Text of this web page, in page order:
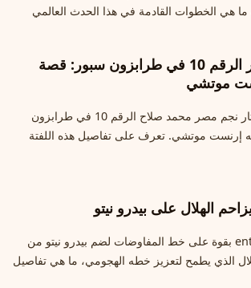
هي الخطوات القادمة في هذا الحدث العالمي
محمد صلاح يختار الرقم 10 في طرابزون سبور: قصة
موتشي
في خطوة فريدة، يختار نجم مصر محمد صلاح الرقم 10 في طرابزون
إرنست موتشي. تعرف على تفاصيل هذه اللفتة
الهلال على بيدرو نيتو
مانشستر سيتي يenter بقوة على خط المفاوضات لضم بيدرو نيتو من
الذي يطمح لتعزيز خطه الهجومي، ما هي تفاصيل